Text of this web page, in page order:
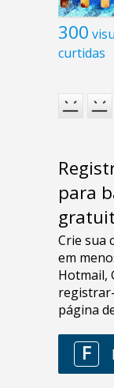
300
curtidas
para